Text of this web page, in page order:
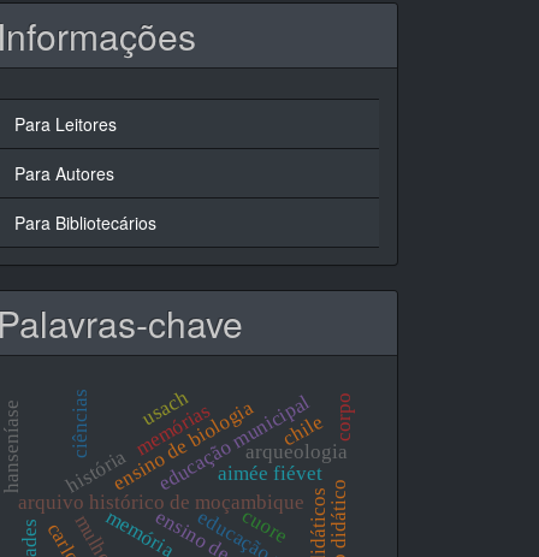
Informações
Para Leitores
Para Autores
Para Bibliotecários
Palavras-chave
arquivo histórico de moçambique
história
memória
ensino de biologia
educação municipal
aimée fiévet
mulher
ciências arqueologia
memórias chile
usach
cuore
hanseníase corpo